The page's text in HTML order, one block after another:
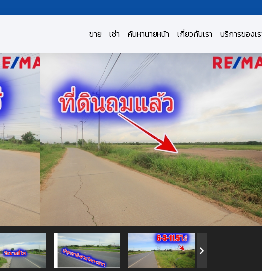
ขาย เช่า ค้นหานายหน้า เกี่ยวกับเรา บริการของเ